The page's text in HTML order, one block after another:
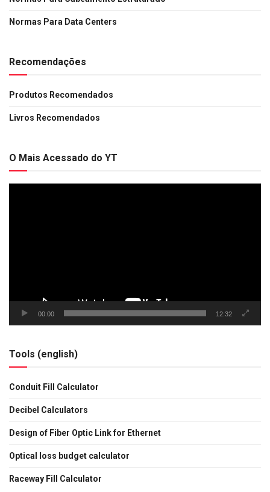
Normas Para Data Centers
Recomendações
Produtos Recomendados
Livros Recomendados
O Mais Acessado do YT
00:00 12:32
Tools (english)
Conduit Fill Calculator
Decibel Calculators
Design of Fiber Optic Link for Ethernet
Optical loss budget calculator
Raceway Fill Calculator